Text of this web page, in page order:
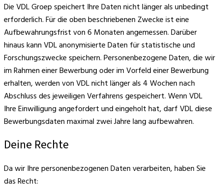
Die VDL Groep speichert Ihre Daten nicht länger als unbedingt
erforderlich. Für die oben beschriebenen Zwecke ist eine
Aufbewahrungsfrist von 6 Monaten angemessen. Darüber
hinaus kann VDL anonymisierte Daten für statistische und
Forschungszwecke speichern. Personenbezogene Daten, die wir
im Rahmen einer Bewerbung oder im Vorfeld einer Bewerbung
erhalten, werden von VDL nicht länger als 4 Wochen nach
Abschluss des jeweiligen Verfahrens gespeichert. Wenn VDL
Ihre Einwilligung angefordert und eingeholt hat, darf VDL diese
Bewerbungsdaten maximal zwei Jahre lang aufbewahren.
Deine Rechte
Da wir Ihre personenbezogenen Daten verarbeiten, haben Sie
das Recht: